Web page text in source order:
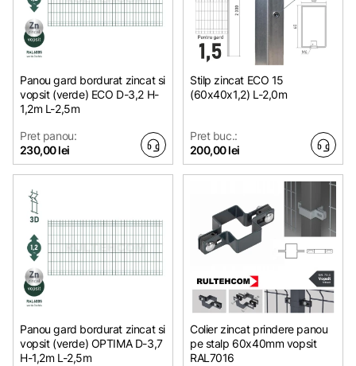
Panou gard bordurat zincat si
vopsit (verde) ECO D-3,2 H-
1,2m L-2,5m
Pret panou:
230,00 lei
Stilp zincat ЕСО 15
(60х40x1,2) L-2,0m
Pret buc.:
200,00 lei
Panou gard bordurat zincat si
vopsit (verde) OPTIMA D-3,7
H-1,2m L-2,5m
Colier zincat prindere panou
pe stalp 60x40mm vopsit
RAL7016